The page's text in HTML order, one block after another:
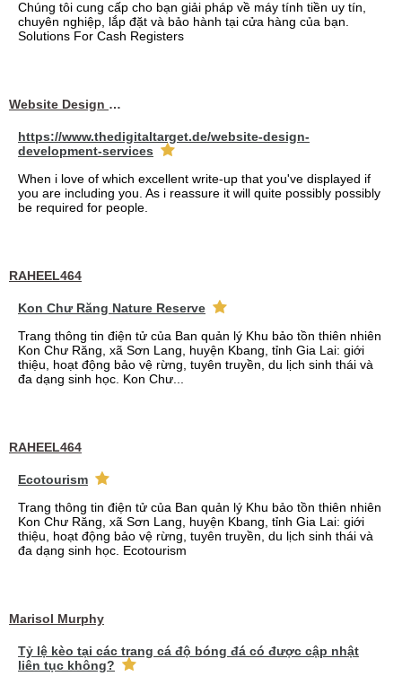
Chúng tôi cung cấp cho bạn giải pháp về máy tính tiền uy tín,
chuyên nghiệp, lắp đặt và bảo hành tại cửa hàng của bạn.
Solutions For Cash Registers
Website Design Services berin
https://www.thedigitaltarget.de/website-design-
development-services
When i love of which excellent write-up that you've displayed if
you are including you. As i reassure it will quite possibly possibly
be required for people.
RAHEEL464
Kon Chư Răng Nature Reserve
Trang thông tin điện tử của Ban quản lý Khu bảo tồn thiên nhiên
Kon Chư Răng, xã Sơn Lang, huyện Kbang, tỉnh Gia Lai: giới
thiệu, hoạt động bảo vệ rừng, tuyên truyền, du lịch sinh thái và
đa dạng sinh học. Kon Chư...
RAHEEL464
Ecotourism
Trang thông tin điện tử của Ban quản lý Khu bảo tồn thiên nhiên
Kon Chư Răng, xã Sơn Lang, huyện Kbang, tỉnh Gia Lai: giới
thiệu, hoạt động bảo vệ rừng, tuyên truyền, du lịch sinh thái và
đa dạng sinh học. Ecotourism
Marisol Murphy
Tỷ lệ kèo tại các trang cá độ bóng đá có được cập nhật
liên tục không?